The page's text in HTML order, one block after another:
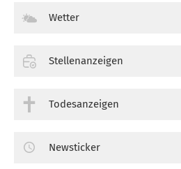
Wetter
Stellenanzeigen
Todesanzeigen
Newsticker